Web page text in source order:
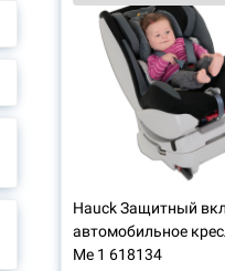
Hauck Защитный
автомобильное
Me 1 618134